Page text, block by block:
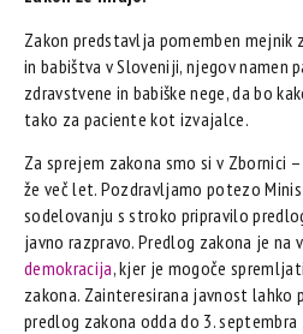
Zakon predstavlja pomemben mejnik
in babištva v Sloveniji, njegov namen
zdravstvene in babiške nege, da bo
tako za paciente kot izvajalce.
Za sprejem zakona smo si v Zbornici
že več let. Pozdravljamo potezo
sodelovanju s stroko pripravilo
javno razpravo. Predlog zakona je na
demokracija, kjer je mogoče
zakona. Zainteresirana javnost lahko
predlog zakona odda do 3. septembra